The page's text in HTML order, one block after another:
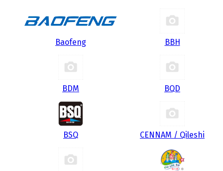
Baofeng BBH
BDM BQD
BSQ CENNAM / Qileshi